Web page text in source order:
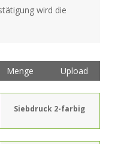
wird die
Menge Upload
Siebdruck 2-farbig